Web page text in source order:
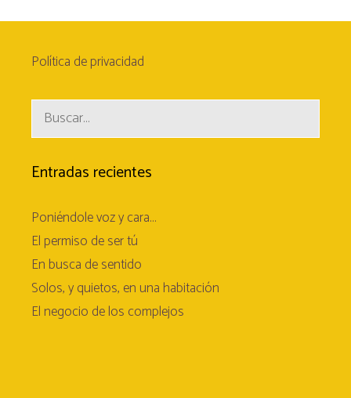
Política de privacidad
Buscar:
Entradas recientes
Poniéndole voz y cara…
El permiso de ser tú
En busca de sentido
Solos, y quietos, en una habitación
El negocio de los complejos